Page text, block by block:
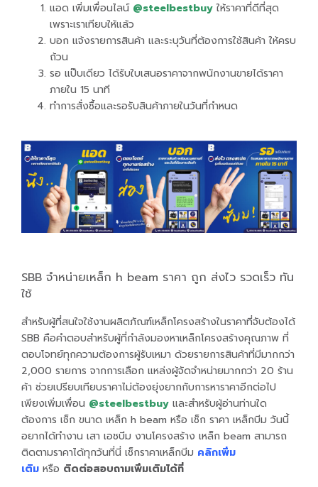
แอด เพิ่มเพื่อนไลน์@steelbestbuy ให้ราคาที่ดีที่สุด
เพราะเราเทียบให้แล้ว
บอก แจ้งรายการสินค้า และระบุวันที่ต้องการใช้สินค้า ให้ครบ
ถ้วน
รอ แป๊บเดียว ได้รับใบเสนอราคาจากพนักงานขายได้ราคา
ภายใน 15 นาที
ทำการสั่งซื้อและรอรับสินค้าภายในวันที่กำหนด
SBB จำหน่ายเหล็ก h beam ราคา ถูก ส่งไว รวดเร็ว ทัน
ใช้
สำหรับผู้ที่สนใจใช้งานผลิตภัณฑ์เหล็กโครงสร้างในราคาที่จับต้องได้
SBB คือคำตอบสำหรับผู้ที่กำลังมองหาเหล็กโครงสร้างคุณภาพ ที่
ตอบโจทย์ทุกความต้องการผู้รับเหมา ด้วยรายการสินค้าที่มีมากกว่า
2,000 รายการ จากการเลือก แหล่งผู้จัดจำหน่ายมากกว่า 20 ร้าน
ค้า ช่วยเปรียบเทียบราคาไม่ต้องยุ่งยากกับการหาราคาอีกต่อไป
เพียงเพิ่มเพื่อน @steelbestbuy และสำหรับผู้อ่านท่านใด
ต้องการ เช็ก ขนาด เหล็ก h beam หรือ เช็ก ราคา เหล็กบีม วันนี้
อยากได้ทำงาน เสา เอชบีม งานโครงสร้าง เหล็ก beam สามารถ
ติดตามราคาได้ทุกวันที่นี่ เช็กราคาเหล็กบีม คลิกเพิ่ม
เติม หรือ ติดต่อสอบถามเพิ่มเติมได้ที่